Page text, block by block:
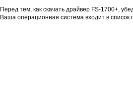
Перед тем, как скачать драйвер FS-1700+,
Ваша операционная система входит в